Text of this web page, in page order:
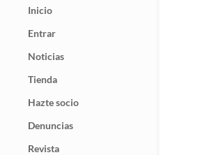
Inicio
Entrar
Noticias
Tienda
Hazte socio
Denuncias
Revista